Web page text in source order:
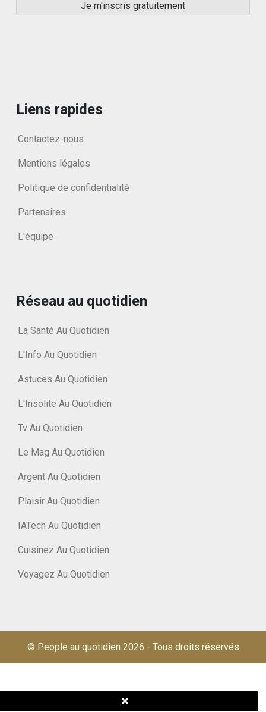
Liens rapides
Contactez-nous
Mentions légales
Politique de confidentialité
Partenaires
L'équipe
Réseau au quotidien
La Santé Au Quotidien
L'Info Au Quotidien
Astuces Au Quotidien
L'Insolite Au Quotidien
Tv Au Quotidien
Le Mag Au Quotidien
Argent Au Quotidien
Plaisir Au Quotidien
IATech Au Quotidien
Cuisinez Au Quotidien
Voyagez Au Quotidien
© People au quotidien 2026 - Tous droits réservés